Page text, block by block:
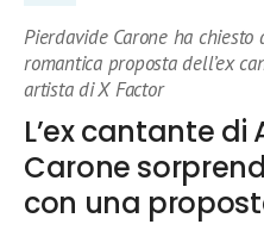
Pierdavide Carone ha
romantica proposta dell’ex
artista di X Factor
L’ex cantante di
Carone
con una